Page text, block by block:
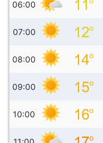
06:00
07:00
08:00
09:00
10:00